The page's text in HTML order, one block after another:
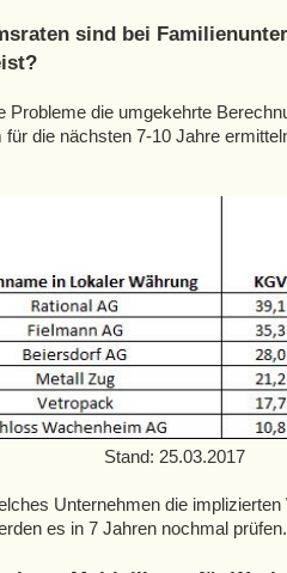
sind bei
Probleme die umgekehrte
die nächsten 7-10 Jahre
Stand: 25.03.2017
Unternehmen die
es in 7 Jahren nochmal